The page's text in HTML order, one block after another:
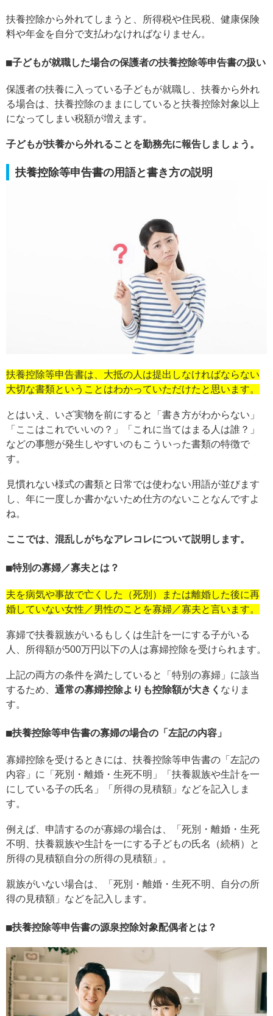
扶養控除から外れてしまうと、所得税や住民税、健康保険
料や年金を自分で支払わなければなりません。
子どもが就職した場合の保護者の扶養控除等申告書の扱い
保護者の扶養に入っている子どもが就職し、扶養から外れ
る場合は、扶養控除のままにしていると扶養控除対象以上
になってしまい税額が増えます。
子どもが扶養から外れることを勤務先に報告しましょう。
扶養控除等申告書の用語と書き方の説明
扶養控除等申告書は、大抵の人は提出しなければならない
大切な書類ということはわかっていただけたと思います。
とはいえ、いざ実物を前にすると「書き方がわからない」
「ここはこれでいいの？」「これに当てはまる人は誰？」
などの事態が発生しやすいのもこういった書類の特徴で
す。
見慣れない様式の書類と日常では使わない用語が並びます
し、年に一度しか書かないため仕方のないことなんですよ
ね。
ここでは、混乱しがちなアレコレについて説明します。
特別の寡婦／寡夫とは？
夫を病気や事故で亡くした（死別）または離婚した後に再
婚していない女性／男性のことを寡婦／寡夫と言います。
寡婦で扶養親族がいるもしくは生計を一にする子がいる
人、所得額が500万円以下の人は寡婦控除を受けられます。
上記の両方の条件を満たしていると「特別の寡婦」に該当
するため、 通常の寡婦控除よりも控除額が大きく なりま
す。
扶養控除等申告書の寡婦の場合の「左記の内容」
寡婦控除を受けるときには、扶養控除等申告書の「左記の
内容」に「死別・離婚・生死不明」「扶養親族や生計を一
にしている子の氏名」「所得の見積額」などを記入しま
す。
例えば、申請するのが寡婦の場合は、「死別・離婚・生死
不明、扶養親族や生計を一にする子どもの氏名（続柄）と
所得の見積額自分の所得の見積額」。
親族がいない場合は、「死別・離婚・生死不明、自分の所
得の見積額」などを記入します。
扶養控除等申告書の源泉控除対象配偶者とは？